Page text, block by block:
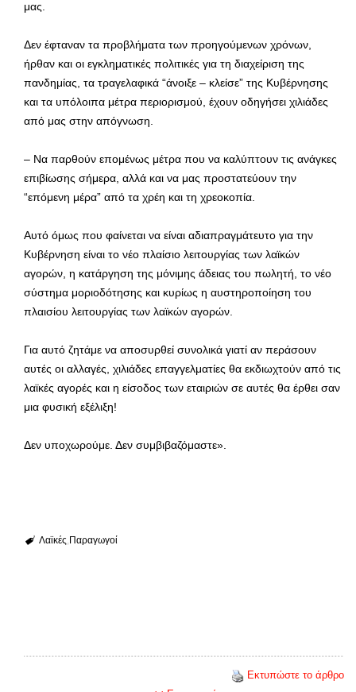
μας.
Δεν έφταναν τα προβλήματα των προηγούμενων χρόνων,
ήρθαν και οι εγκληματικές πολιτικές για τη διαχείριση της
πανδημίας, τα τραγελαφικά “άνοιξε – κλείσε” της Κυβέρνησης
και τα υπόλοιπα μέτρα περιορισμού, έχουν οδηγήσει χιλιάδες
από μας στην απόγνωση.
– Να παρθούν επομένως μέτρα που να καλύπτουν τις ανάγκες
επιβίωσης σήμερα, αλλά και να μας προστατεύουν την
“επόμενη μέρα” από τα χρέη και τη χρεοκοπία.
Αυτό όμως που φαίνεται να είναι αδιαπραγμάτευτο για την
Κυβέρνηση είναι το νέο πλαίσιο λειτουργίας των λαϊκών
αγορών, η κατάργηση της μόνιμης άδειας του πωλητή, το νέο
σύστημα μοριοδότησης και κυρίως η αυστηροποίηση του
πλαισίου λειτουργίας των λαϊκών αγορών.
Για αυτό ζητάμε να αποσυρθεί συνολικά γιατί αν περάσουν
αυτές οι αλλαγές, χιλιάδες επαγγελματίες θα εκδιωχτούν από τις
λαϊκές αγορές και η είσοδος των εταιριών σε αυτές θα έρθει σαν
μια φυσική εξέλιξη!
Δεν υποχωρούμε. Δεν συμβιβαζόμαστε».
Λαϊκές Παραγωγοί
Εκτυπώστε το άρθρο